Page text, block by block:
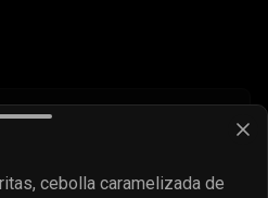
Calafate
cebolla caramelizada de